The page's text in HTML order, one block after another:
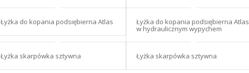
Łyżka do kopania podsiębierna Atlas Łyżka do kopania podsiębierna Atlas
w hydraulicznym wypychem
Łyżka skarpówka sztywna Łyżka skarpówka sztywna